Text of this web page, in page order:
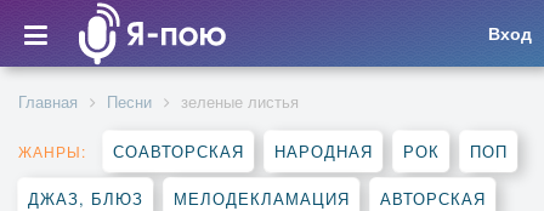
Вход
Главная Песни зеленые листья
ЖАНРЫ: СОАВТОРСКАЯ НАРОДНАЯ РОК ПОП
ДЖАЗ, БЛЮЗ МЕЛОДЕКЛАМАЦИЯ АВТОРСКАЯ